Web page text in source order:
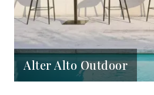
Alter Alto Outdoor